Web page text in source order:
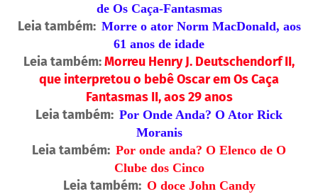
de Os Caça-Fantasmas
Leia também: Morre o ator Norm MacDonald, aos
61 anos de idade
Leia também:Morreu Henry J. Deutschendorf II,
que interpretou o bebê Oscar em Os Caça
Fantasmas II, aos 29 anos
Leia também: Por Onde Anda? O Ator Rick
Moranis
Leia também: Por onde anda? O Elenco de O
Clube dos Cinco
Leia também: O doce John Candy